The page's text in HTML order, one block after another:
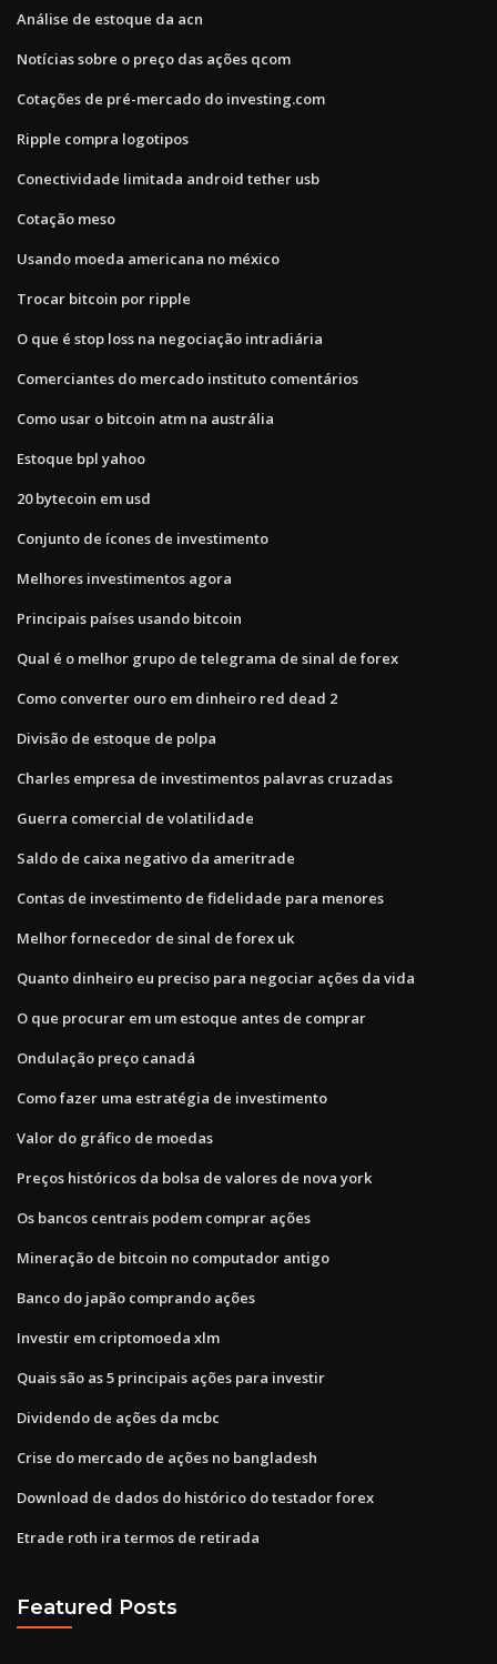
Análise de estoque da acn
Notícias sobre o preço das ações qcom
Cotações de pré-mercado do investing.com
Ripple compra logotipos
Conectividade limitada android tether usb
Cotação meso
Usando moeda americana no méxico
Trocar bitcoin por ripple
O que é stop loss na negociação intradiária
Comerciantes do mercado instituto comentários
Como usar o bitcoin atm na austrália
Estoque bpl yahoo
20 bytecoin em usd
Conjunto de ícones de investimento
Melhores investimentos agora
Principais países usando bitcoin
Qual é o melhor grupo de telegrama de sinal de forex
Como converter ouro em dinheiro red dead 2
Divisão de estoque de polpa
Charles empresa de investimentos palavras cruzadas
Guerra comercial de volatilidade
Saldo de caixa negativo da ameritrade
Contas de investimento de fidelidade para menores
Melhor fornecedor de sinal de forex uk
Quanto dinheiro eu preciso para negociar ações da vida
O que procurar em um estoque antes de comprar
Ondulação preço canadá
Como fazer uma estratégia de investimento
Valor do gráfico de moedas
Preços históricos da bolsa de valores de nova york
Os bancos centrais podem comprar ações
Mineração de bitcoin no computador antigo
Banco do japão comprando ações
Investir em criptomoeda xlm
Quais são as 5 principais ações para investir
Dividendo de ações da mcbc
Crise do mercado de ações no bangladesh
Download de dados do histórico do testador forex
Etrade roth ira termos de retirada
Featured Posts